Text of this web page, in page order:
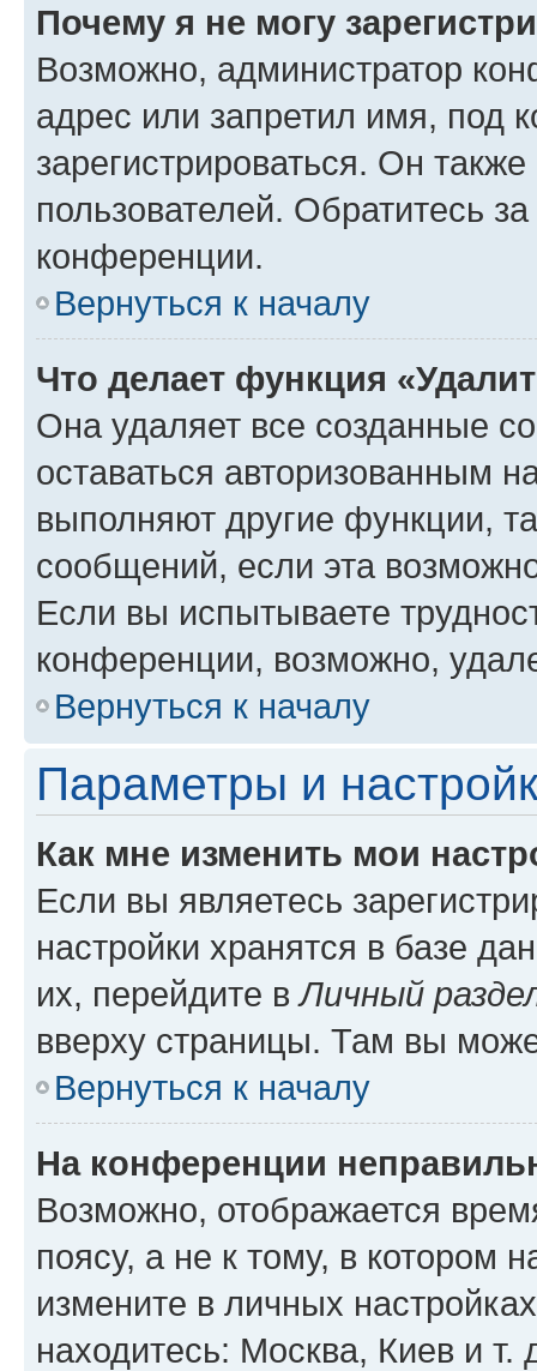
Почему я не могу
Возможно, администратор
адрес или запретил имя, под
зарегистрироваться. Он
пользователей. Обратитесь
конференции.
Вернуться к началу
Что делает функция
Она удаляет все созданные
оставаться авторизованным
выполняют другие функции,
сообщений, если эта
Если вы испытываете
конференции, возможно,
Вернуться к началу
Параметры и
Как мне изменить мои
Если вы являетесь
настройки хранятся в базе
их, перейдите вЛичный
вверху страницы. Там вы
Вернуться к началу
На конференции
Возможно, отображается
поясу, а не к тому, в котором
измените в личных
находитесь: Москва, Киев и т.